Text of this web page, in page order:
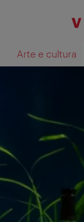
Arte e cultura